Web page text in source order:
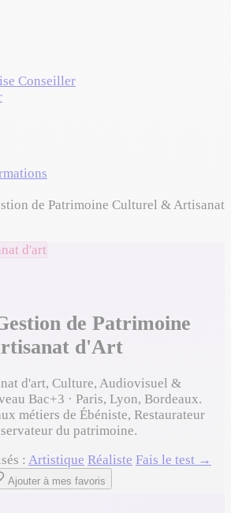
Conseiller
de Patrimoine Culturel & Artisanat
d'art
de Patrimoine
d'Art
d'art, Culture, Audiovisuel &
Bac+3 · Paris, Lyon, Bordeaux.
métiers de Ébéniste, Restaurateur
du patrimoine.
: Artistique Réaliste Fais le test →
Ajouter à mes favoris